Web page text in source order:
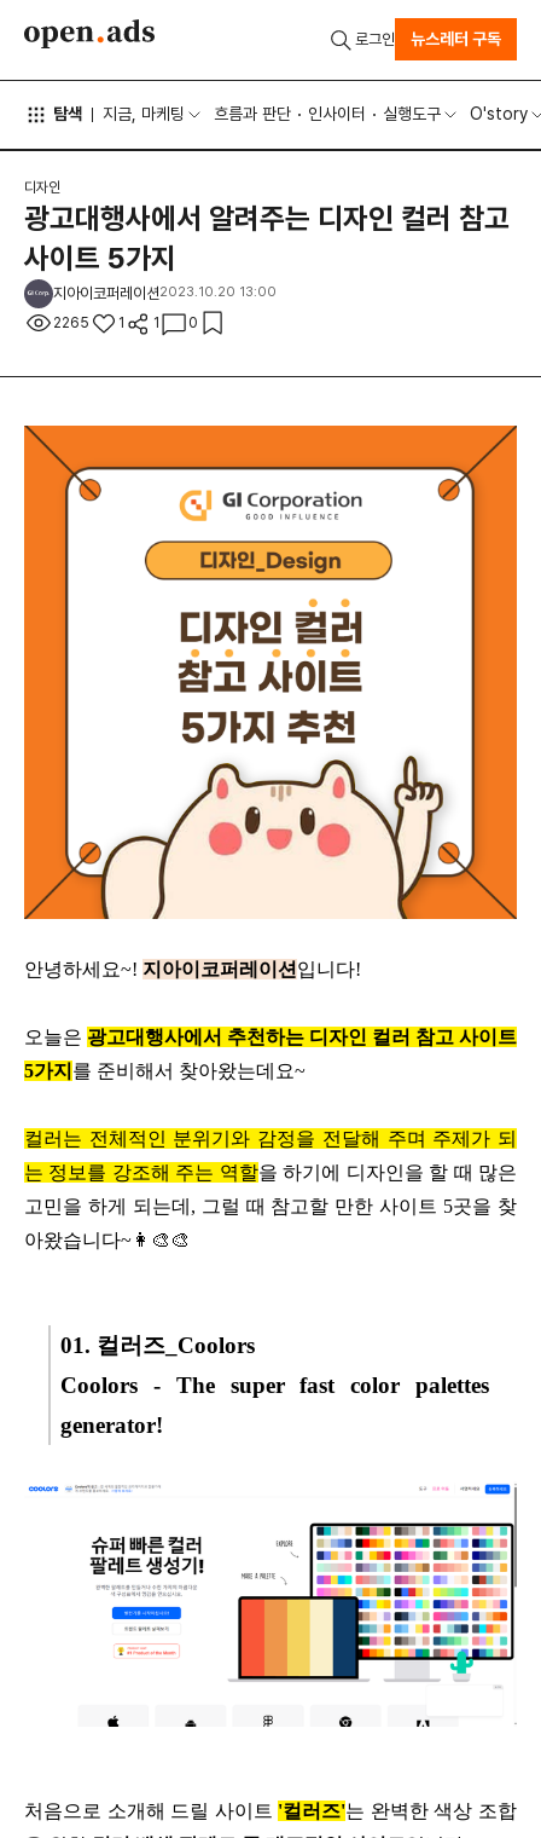
탐색 지금, 마케팅 흐름과 판단 인사이터 실행도구 O'story
로그인 뉴스레터 구독
디자인
광고대행사에서 알려주는 디자인 컬러 참고
사이트 5가지
지아이코퍼레이션2023.10.20 13:00
2265 1 1 0
안녕하세요~! 지아이코퍼레이션 입니다!
오늘은 광고대행사에서 추천하는 디자인 컬러 참고 사이트
5가지 를 준비해서 찾아왔는데요~
컬러는 전체적인 분위기와 감정을 전달해 주며 주제가 되
는 정보를 강조해 주는 역할을 하기에 디자인을 할 때 많은
고민을 하게 되는데, 그럴 때 참고할 만한 사이트 5곳을 찾
아왔습니다~👩‍🎨🎨
01. 컬러즈_Coolors
Coolors - The super fast color palettes
generator!
처음으로 소개해 드릴 사이트 '컬러즈'는 완벽한 색상 조합